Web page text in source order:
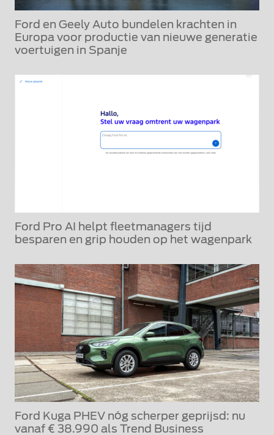
Ford en Geely Auto bundelen krachten in
Europa voor productie van nieuwe generatie
voertuigen in Spanje
Ford Pro AI helpt fleetmanagers tijd
besparen en grip houden op het wagenpark
Ford Kuga PHEV nóg scherper geprijsd: nu
vanaf € 38.990 als Trend Business